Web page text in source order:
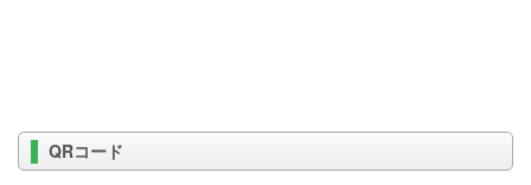
QRコード